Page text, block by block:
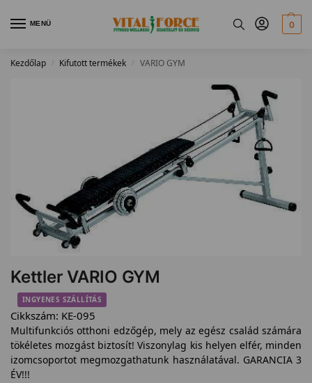
MENÜ 0
Kezdőlap / Kifutott termékek / VARIO GYM
Kettler VARIO GYM
INGYENES SZÁLLÍTÁS
Cikkszám: KE-095
Multifunkciós otthoni edzőgép, mely az egész család számára
tökéletes mozgást biztosít! Viszonylag kis helyen elfér, minden
izomcsoportot megmozgathatunk használatával. GARANCIA 3
ÉV!!!